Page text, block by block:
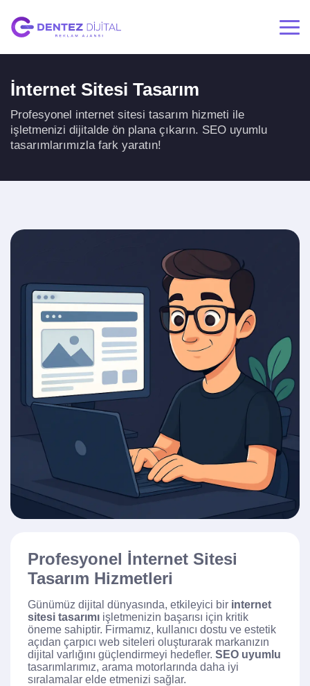
İnternet Sitesi Tasarım
Profesyonel internet sitesi tasarım hizmeti ile
işletmenizi dijitalde ön plana çıkarın. SEO uyumlu
tasarımlarımızla fark yaratın!
Profesyonel İnternet Sitesi
Tasarım Hizmetleri
Günümüz dijital dünyasında, etkileyici bir internet
sitesi tasarımı işletmenizin başarısı için kritik
öneme sahiptir. Firmamız, kullanıcı dostu ve estetik
açıdan çarpıcı web siteleri oluşturarak markanızın
dijital varlığını güçlendirmeyi hedefler. SEO uyumlu
tasarımlarımız, arama motorlarında daha iyi
sıralamalar elde etmenizi sağlar.